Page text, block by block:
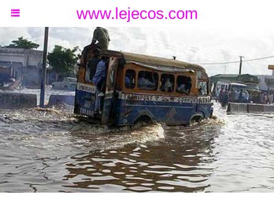
www.lejecos.com